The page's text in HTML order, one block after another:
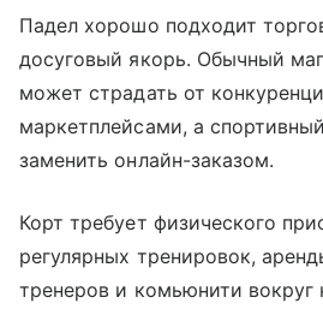
Падел хорошо подходит
досуговый якорь. Обычный
может страдать от
маркетплейсами, а
заменить онлайн-заказом.
Корт требует физического
регулярных тренировок,
тренеров и комьюнити вокруг